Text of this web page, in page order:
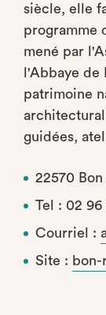
siècle, elle
programme
mené par
l'Abbaye de
patrimoine
guidées,
22570
Tel : 02 96
Courriel :
Site : bon-